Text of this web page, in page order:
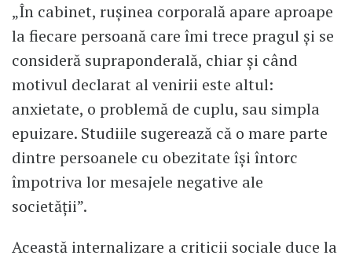
„În cabinet, rușinea corporală apare aproape
la fiecare persoană care îmi trece pragul și se
consideră supraponderală, chiar și când
motivul declarat al venirii este altul:
anxietate, o problemă de cuplu, sau simpla
epuizare. Studiile sugerează că o mare parte
dintre persoanele cu obezitate își întorc
împotriva lor mesajele negative ale
societății”.
Această internalizare a criticii sociale duce la